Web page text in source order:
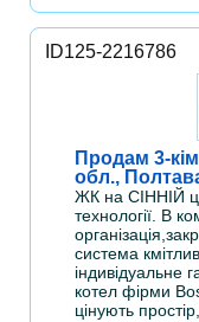
ID125-2216786
Продам 3-
обл.,
ЖК на СІННІЙ це
технології. В
система
індивідуальне
котел фірми
цінують